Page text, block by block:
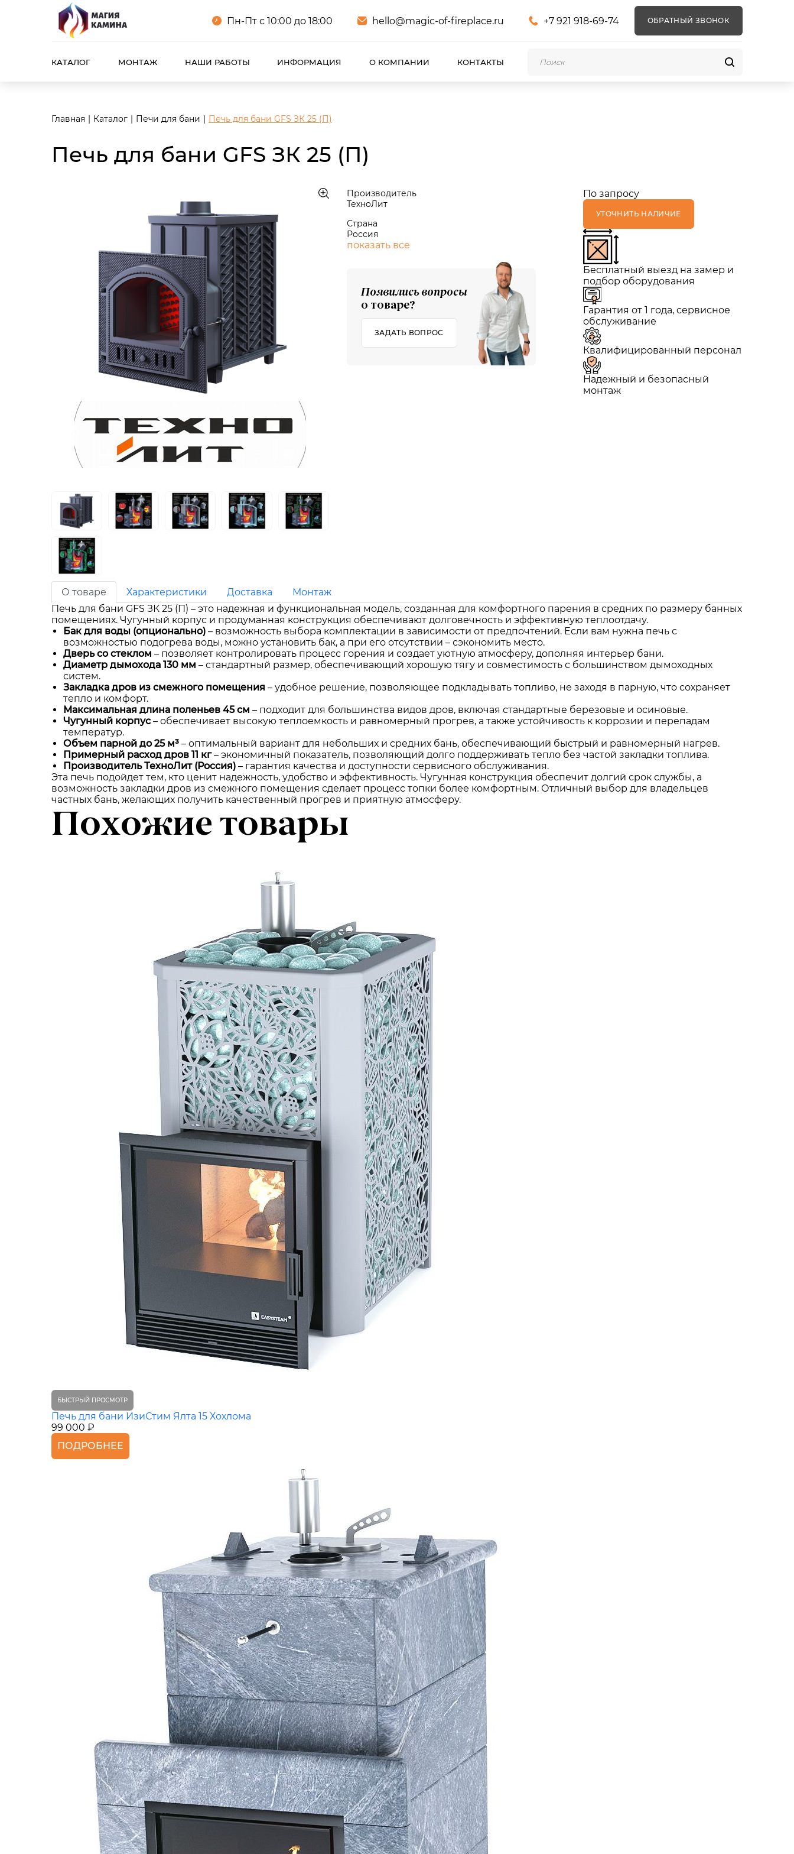
<meta name="robots" content="noindex, follow"/>
Пн-Пт с 10:00 до 18:00
hello@magic-of-fireplace.ru +7 921 918-69-74 ОБРАТНЫЙ ЗВОНОК
КАТАЛОГ МОНТАЖ НАШИ РАБОТЫ ИНФОРМАЦИЯ О КОМПАНИИ КОНТАКТЫ
Главная Каталог Печи для бани Печь для бани GFS ЗК 25 (П)
Печь для бани GFS ЗК 25 (П)
Производитель
ТехноЛит
Страна
Россия
показать все
Появились вопросы
о товаре?
ЗАДАТЬ ВОПРОС
По запросу
УТОЧНИТЬ НАЛИЧИЕ
Бесплатный выезд на замер и
подбор оборудования
Гарантия от 1 года, сервисное
обслуживание
Квалифицированный персонал
Надежный и безопасный
монтаж
О товаре Характеристики Доставка
Монтаж
Печь для бани GFS ЗК 25 (П) – это надежная и функциональная модель, созданная для комфортного парения в средних по размеру банных
помещениях. Чугунный корпус и продуманная конструкция обеспечивают долговечность и эффективную теплоотдачу.
Бак для воды (опционально) – возможность выбора комплектации в зависимости от предпочтений. Если вам нужна печь с
возможностью подогрева воды, можно установить бак, а при его отсутствии – сэкономить место.
Дверь со стеклом – позволяет контролировать процесс горения и создает уютную атмосферу, дополняя интерьер бани.
Диаметр дымохода 130 мм – стандартный размер, обеспечивающий хорошую тягу и совместимость с большинством дымоходных
систем.
Закладка дров из смежного помещения – удобное решение, позволяющее подкладывать топливо, не заходя в парную, что сохраняет
тепло и комфорт.
Максимальная длина поленьев 45 см – подходит для большинства видов дров, включая стандартные березовые и осиновые.
Чугунный корпус– обеспечивает высокую теплоемкость и равномерный прогрев, а также устойчивость к коррозии и перепадам
температур.
Объем парной до 25 м³ – оптимальный вариант для небольших и средних бань, обеспечивающий быстрый и равномерный нагрев.
Примерный расход дров 11 кг– экономичный показатель, позволяющий долго поддерживать тепло без частой закладки топлива.
Производитель ТехноЛит (Россия) – гарантия качества и доступности сервисного обслуживания.
Эта печь подойдет тем, кто ценит надежность, удобство и эффективность. Чугунная конструкция обеспечит долгий срок службы, а
возможность закладки дров из смежного помещения сделает процесс топки более комфортным. Отличный выбор для владельцев
частных бань, желающих получить качественный прогрев и приятную атмосферу.
Похожие товары
БЫСТРЫЙ ПРОСМОТР
Печь для бани ИзиСтим Ялта 15 Хохлома
99 000 ₽
ПОДРОБНЕЕ